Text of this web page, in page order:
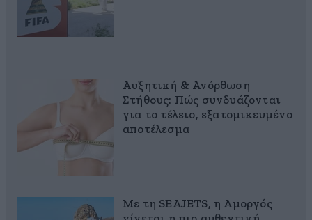
Αυξητική & Ανόρθωση
Στήθους: Πώς συνδυάζονται
για το τέλειο, εξατομικευμένο
αποτέλεσμα
Με τη SEAJETS, η Αμοργός